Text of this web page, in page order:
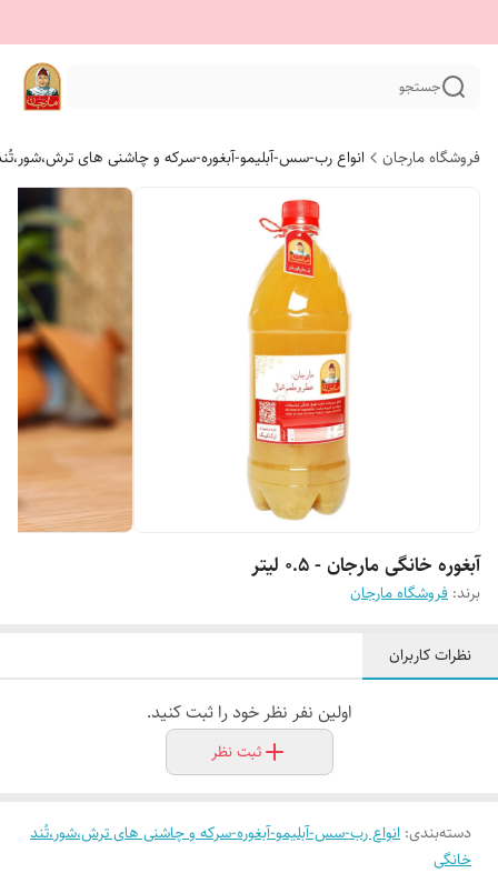
جستجو
فروشگاه مارجان انواع رب-سس-آبلیمو-آبغوره-سرکه و چاشنی های
آبغوره خانگی مارجان - 0.5 لیتر
برند: فروشگاه مارجان
نظرات کاربران
اولین نفر نظر خود را ثبت کنید.
ثبت نظر
دسته‌بندی: انواع رب-سس-آبلیمو-آبغوره-سرکه و چاشنی های ترش،شور،تُند
خانگی